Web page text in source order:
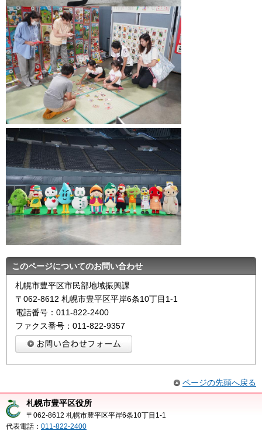
このページについてのお問い合わせ
札幌市豊平区市民部地域振興課
〒062-8612 札幌市豊平区平岸6条10丁目1-1
電話番号：011-822-2400
ファクス番号：011-822-9357
ページの先頭へ戻る
札幌市豊平区役所
〒062-8612 札幌市豊平区平岸6条10丁目1-1
代表電話： 011-822-2400